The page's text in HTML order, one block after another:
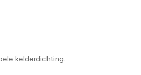
kelderdichting.